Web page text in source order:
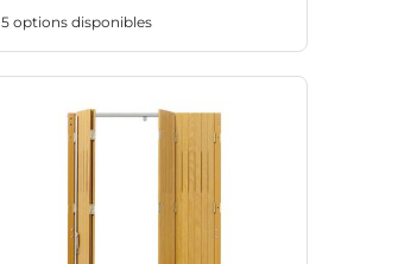
5 options disponibles